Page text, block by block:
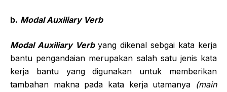
b. Modal Auxiliary Verb
Modal Auxiliary Verb yang dikenal sebgai kata kerja
bantu pengandaian merupakan salah satu jenis kata
kerja bantu yang digunakan untuk memberikan
tambahan makna pada kata kerja utamanya (main